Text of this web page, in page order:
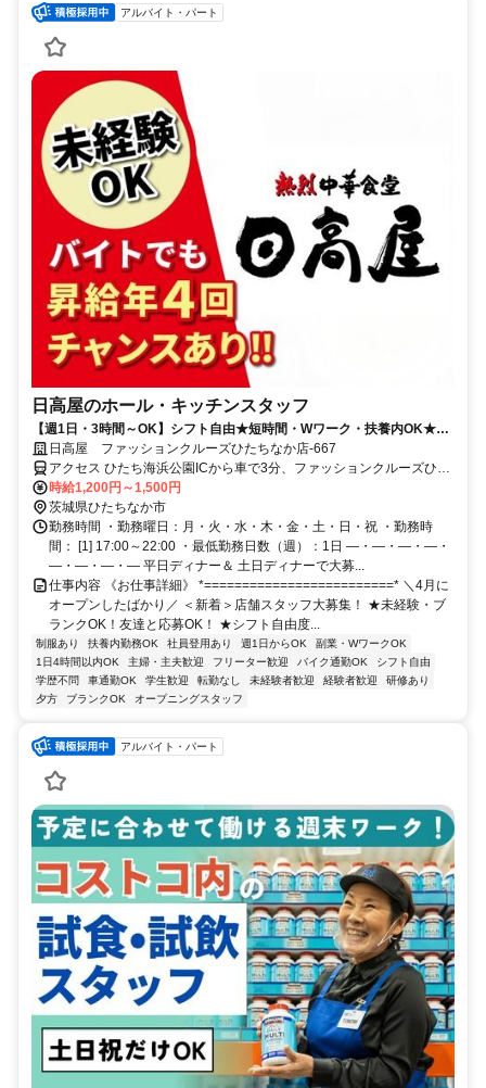
アルバイト・パート
日高屋のホール・キッチンスタッフ
【週1日・3時間～OK】シフト自由★短時間・Wワーク・扶養内OK★食
事補助あり
日高屋 ファッションクルーズひたちなか店-667
アクセス ひたち海浜公園ICから車で3分、ファッションクルーズひた
ちなか内 ★車・バイク通勤OK（ガソリン代規定支給）
時給1,200円～1,500円
茨城県ひたちなか市
勤務時間 ・勤務曜日：月・火・水・木・金・土・日・祝 ・勤務時
間： [1] 17:00～22:00 ・最低勤務日数（週）：1日 ―・―・―・―・
―・―・―・― 平日ディナー＆ 土日ディナーで大募...
仕事内容 《お仕事詳細》 *=========================* ＼4月に
オープンしたばかり／ ＜新着＞店舗スタッフ大募集！ ★未経験・ブ
ランクOK！友達と応募OK！ ★シフト自由度...
制服あり 扶養内勤務OK 社員登用あり 週1日からOK
副業・WワークOK
1日4時間以内OK
主婦・主夫歓迎 フリーター歓迎 バイク通勤OK
シフト自由
学歴不問
車通勤OK 学生歓迎 転勤なし 未経験者歓迎 経験者歓迎
研修あり
夕方
ブランクOK オープニングスタッフ
アルバイト・パート